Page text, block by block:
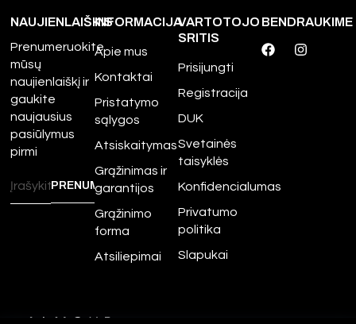
NAUJIENLAIŠKIS
Prenumeruokite
mūsų
naujienlaiškį ir
gaukite
naujausius
pasiūlymus
pirmi
INFORMACIJA
Apie mus
Kontaktai
Pristatymo
sąlygos
Atsiskaitymas
Grąžinimas ir
garantijos
Grąžinimo
forma
Atsiliepimai
VARTOTOJO
SRITIS
Prisijungti
Registracija
DUK
Svetainės
taisyklės
Konfidencialumas
Privatumo
politika
Slapukai
BENDRAUKIME